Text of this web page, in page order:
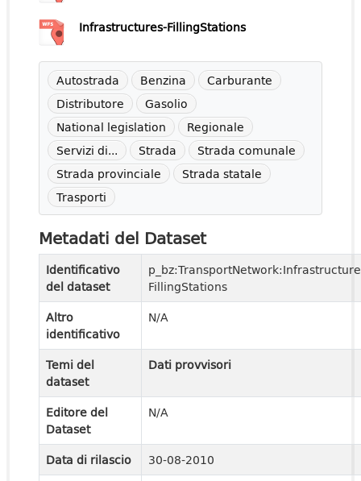
Infrastructures-FillingStations
Autostrada Benzina
Carburante
Distributore
Gasolio
National legislation
Regionale
Servizi di...
Strada
Strada comunale
Strada provinciale
Strada statale
Trasporti
Metadati del Dataset
Identificativo
del dataset
FillingStations
Altro
identificativo
N/A
Temi del
dataset
Dati provvisori
Editore del
Dataset
N/A
Data di rilascio
30-08-2010